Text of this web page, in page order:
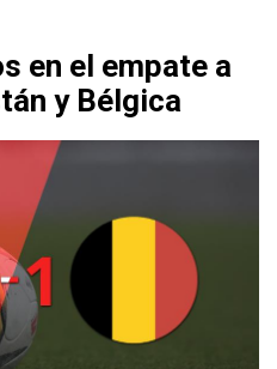
en el empate a
y Bélgica